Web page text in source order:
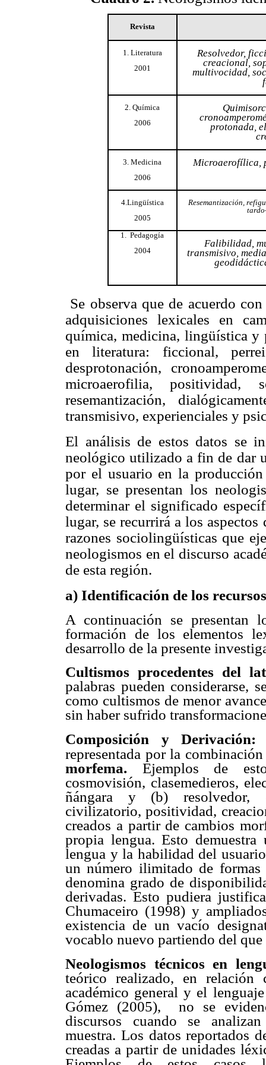
Revista
1. Literatura
2001
Resolvedor,
creacional,
multivocidad,
2. Química
2006
protonada,
3. Medicina
2006
Microaerofílica,
4.Lingüística
2005
Resemantización,
1.
Pedagogía
2004
Falibilidad,
transmisivo,
Se observa que de acuerdo
adquisiciones lexicales en
química, medicina, lingüística y
en literatura: ficcional,
desprotonación,
microaerofilia, positividad,
resemantización,
transmisivo, experienciales y
El análisis de estos datos se
neológico utilizado a fin de dar
por el usuario en la
lugar, se presentan los
determinar el significado
lugar, se recurrirá a los
razones sociolingüísticas que
neologismos en el discurso
de esta región.
a) Identificación de los
A continuación se presentan
formación de los elementos
desarrollo de la presente
Cultismos procedentes del
palabras pueden considerarse,
como cultismos de menor
sin haber sufrido
Composición y
representada por la
morfema.
Ejemplos de
cosmovisión, clasemedieros,
ñángara y (b) resolvedor,
civilizatorio, positividad,
creados a partir de cambios
propia lengua. Esto
lengua y la habilidad del
un número ilimitado de
denomina grado de
derivadas. Esto pudiera
Chumaceiro (1998) y
existencia de un vacío
vocablo nuevo partiendo del que
Neologismos técnicos en
teórico realizado, en
académico general y el
Gómez (2005),
no se
discursos cuando se
muestra. Los datos reportados
creadas a partir de unidades